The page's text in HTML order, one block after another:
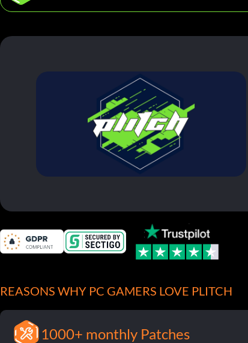
REASONS WHY PC GAMERS LOVE PLITCH
1000+ monthly Patches